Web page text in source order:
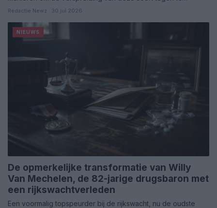
Redactie Newz · 30 jul 2026
NIEUWS
De opmerkelijke transformatie van Willy
Van Mechelen, de 82-jarige drugsbaron met
een rijkswachtverleden
Een voormalig topspeurder bij de rijkswacht, nu de oudste